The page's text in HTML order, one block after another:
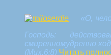
«О,
Господь:
смиренномудренно
(Мих.6:8) Читать